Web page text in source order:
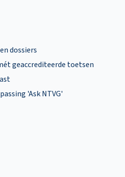
dossiers
geaccrediteerde toetsen
'Ask NTVG'